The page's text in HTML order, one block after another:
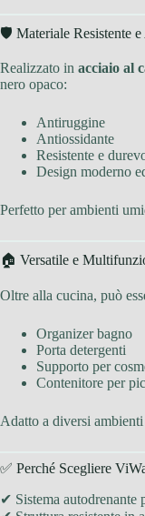
🛡 Materiale Resistente
Realizzato in acciaio al
nero opaco:
Antiruggine
Antiossidante
Resistente e
Design moderno
Perfetto per ambienti
🏠 Versatile e
Oltre alla cucina, può
Organizer bagno
Porta detergenti
Supporto per
Contenitore per
Adatto a diversi ambienti
✅ Perché Scegliere
✔ Sistema autodrenante